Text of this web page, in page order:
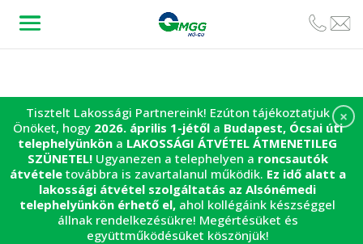
×
Tisztelt Lakossági Partnereink! Ezúton tájékoztatjuk
Önöket, hogy 2026. április 1-jétőla Budapest, Ócsai úti
telephelyünkön a LAKOSSÁGI ÁTVÉTEL ÁTMENETILEG
SZÜNETEL! Ugyanezen a telephelyen a roncsautók
átvételetovábbra is zavartalanul működik. Ez idő alatt a
lakossági átvétel szolgáltatás az Alsónémedi
telephelyünkön érhető el, ahol kollégáink készséggel
állnak rendelkezésükre! Megértésüket és
együttműködésüket köszönjük!